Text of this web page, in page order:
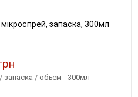
запаска, 300мл
запаска / объем - 300мл